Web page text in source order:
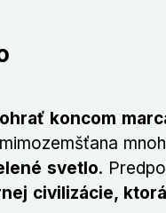
koncom
svetlo.
civilizácie,